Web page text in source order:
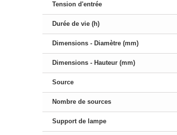
Tension d'entrée
Durée de vie (h)
Dimensions - Diamètre (mm)
Dimensions - Hauteur (mm)
Source
Nombre de sources
Support de lampe